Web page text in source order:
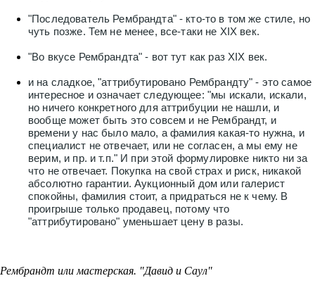
"Последователь Рембрандта" - кто-то в том же стиле, но
чуть позже. Тем не менее, все-таки не XIX век.
"Во вкусе Рембрандта" - вот тут как раз XIX век.
и на сладкое, "аттрибутировано Рембрандту" - это самое
интересное и означает следующее: "мы искали, искали,
но ничего конкретного для аттрибуции не нашли, и
вообще может быть это совсем и не Рембрандт, и
времени у нас было мало, а фамилия какая-то нужна, и
специалист не отвечает, или не согласен, а мы ему не
верим, и пр. и т.п." И при этой формулировке никто ни за
что не отвечает. Покупка на свой страх и риск, никакой
абсолютно гарантии. Аукционный дом или галерист
спокойны, фамилия стоит, а придраться не к чему. В
проигрыше только продавец, потому что
"аттрибутировано" уменьшает цену в разы.
Рембрандт или мастерская. "Давид и Саул"